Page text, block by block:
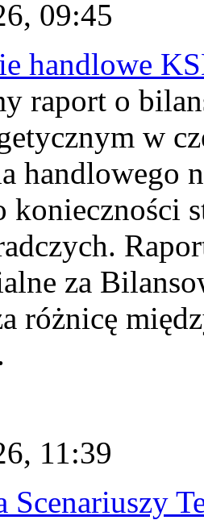
09:45
handlowe
raport o
w
handlowego
konieczności
za
różnicę
11:39
Scenariuszy